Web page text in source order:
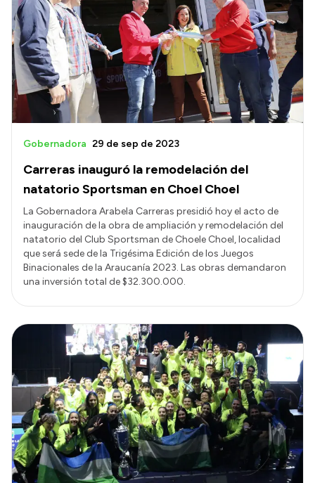
Carreras inauguró la remodelación del
natatorio Sportsman en Choel Choel
Gobernadora 29 de sep de 2023
La Gobernadora Arabela Carreras presidió hoy el acto de
inauguración de la obra de ampliación y remodelación del
natatorio del Club Sportsman de Choele Choel, localidad
que será sede de la Trigésima Edición de los Juegos
Binacionales de la Araucanía 2023. Las obras demandaron
una inversión total de $32.300.000.